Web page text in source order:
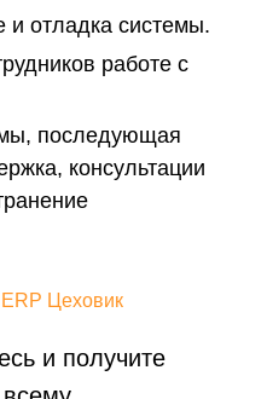
и отладка системы.
работе с
последующая
консультации
и получите